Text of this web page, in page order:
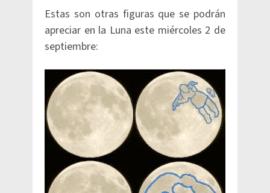
Estas son otras figuras que se podrán
apreciar en la Luna este miércoles 2 de
septiembre: